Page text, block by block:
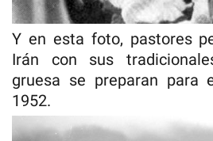
Y en esta foto, pastores
Irán con sus
gruesa se preparan para
1952.